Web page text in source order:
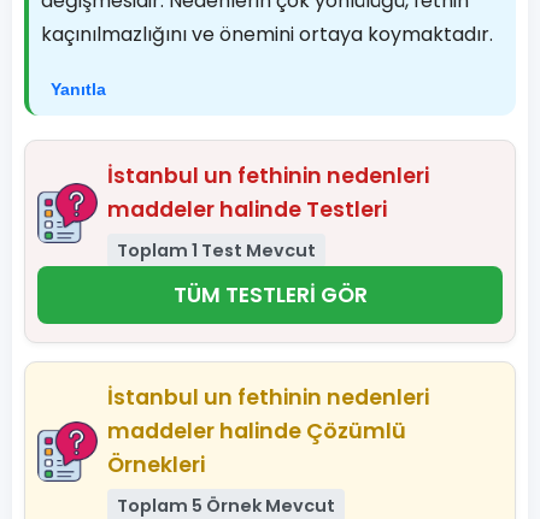
kaçınılmazlığını ve önemini ortaya koymaktadır.
Yanıtla
İstanbul un fethinin nedenleri
maddeler halinde Testleri
Toplam 1 Test Mevcut
TÜM TESTLERİ GÖR
İstanbul un fethinin nedenleri
maddeler halinde Çözümlü
Örnekleri
Toplam 5 Örnek Mevcut